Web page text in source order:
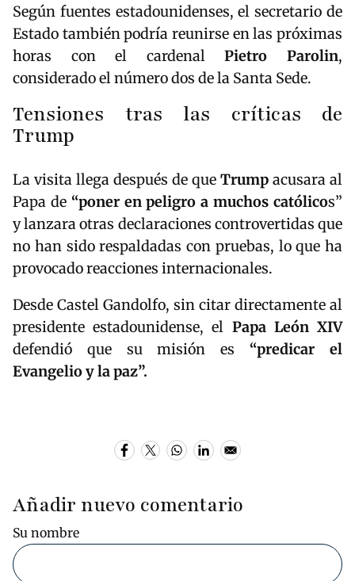
Según fuentes estadounidenses, el secretario de
Estado también podría reunirse en las próximas
horas con el cardenal
Pietro Parolin,
considerado el número dos de la Santa Sede.
Tensiones tras las críticas de
Trump
La visita llega después de que Trump acusara al
Papa de “poner en peligro a muchos católicos”
y lanzara otras declaraciones controvertidas que
no han sido respaldadas con pruebas, lo que ha
provocado reacciones internacionales.
Desde Castel Gandolfo, sin citar directamente al
presidente estadounidense, el Papa León XIV
defendió que su misión es “predicar el
Evangelio y la paz”.
Añadir nuevo comentario
Su nombre